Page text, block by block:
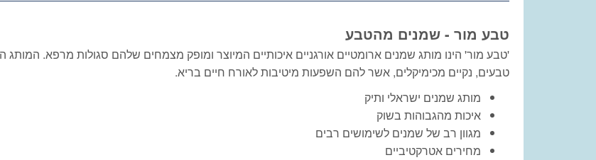
טבע מור - שמנים מהטבע
טבעים, נקיים מכימיקלים, אשר להם השפעות מיטיבות לאורח חיים בריא.
מותג שמנים ישראלי ותיק
איכות מהגבוהות בשוק
מגוון רב של שמנים לשימושים רבים
מחירים אטרקטיביים